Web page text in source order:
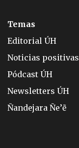
Temas
Editorial ÚH
Noticias positivas
Pódcast ÚH
Newsletters ÚH
Ñandejara Ñe’ẽ